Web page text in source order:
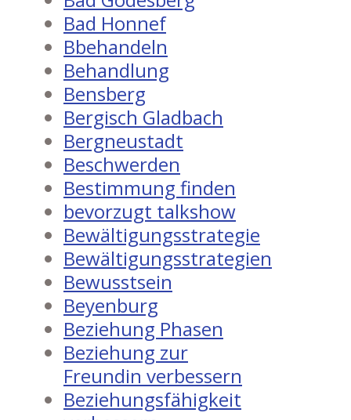
Bad Honnef
Bbehandeln
Behandlung
Bensberg
Bergisch Gladbach
Bergneustadt
Beschwerden
Bestimmung finden
bevorzugt talkshow
Bewältigungsstrategie
Bewältigungsstrategien
Bewusstsein
Beyenburg
Beziehung Phasen
Beziehung zur
Freundin verbessern
Beziehungsfähigkeit